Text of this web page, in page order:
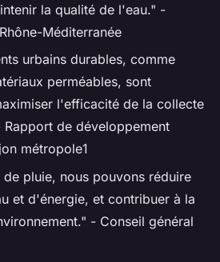
la qualité de l'eau." -
Méditerranée
urbains durables, comme
perméables, sont
l'efficacité de la collecte
Rapport de développement
métropole1
pluie, nous pouvons réduire
et d'énergie, et contribuer à la
- Conseil général